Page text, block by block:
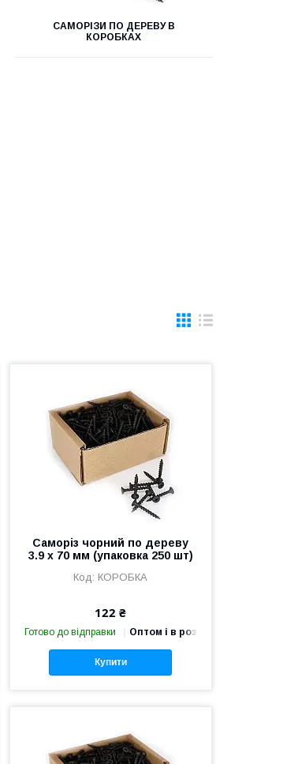
САМОРІЗИ ПО ДЕРЕВУ В
КОРОБКАХ
Саморіз чорний по дереву
3.9 х 70 мм (упаковка 250 шт)
КОРОБКА
122 ₴
Готово до відправки Оптом і в роздріб
Купити